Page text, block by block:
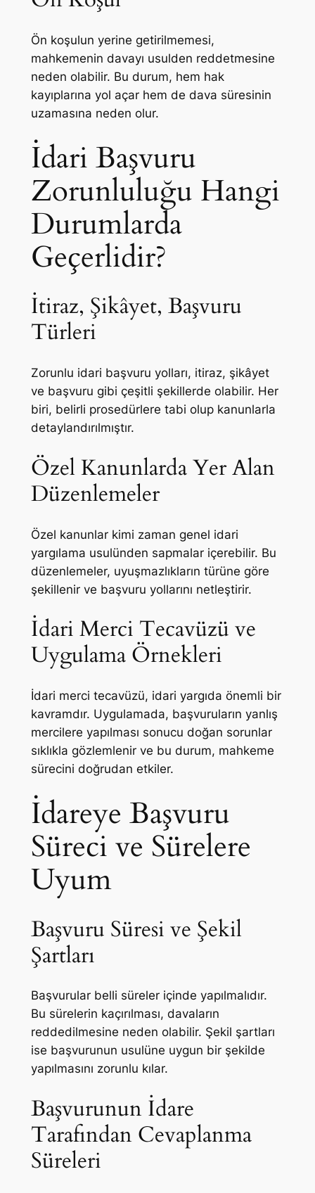
Ön koşulun yerine getirilmemesi,
mahkemenin davayı usulden reddetmesine
neden olabilir. Bu durum, hem hak
kayıplarına yol açar hem de dava süresinin
uzamasına neden olur.
İdari Başvuru
Zorunluluğu Hangi
Durumlarda
Geçerlidir?
İtiraz, Şikâyet, Başvuru
Türleri
Zorunlu idari başvuru yolları, itiraz, şikâyet
ve başvuru gibi çeşitli şekillerde olabilir. Her
biri, belirli prosedürlere tabi olup kanunlarla
detaylandırılmıştır.
Özel Kanunlarda Yer Alan
Düzenlemeler
Özel kanunlar kimi zaman genel idari
yargılama usulünden sapmalar içerebilir. Bu
düzenlemeler, uyuşmazlıkların türüne göre
şekillenir ve başvuru yollarını netleştirir.
İdari Merci Tecavüzü ve
Uygulama Örnekleri
İdari merci tecavüzü, idari yargıda önemli bir
kavramdır. Uygulamada, başvuruların yanlış
mercilere yapılması sonucu doğan sorunlar
sıklıkla gözlemlenir ve bu durum, mahkeme
sürecini doğrudan etkiler.
İdareye Başvuru
Süreci ve Sürelere
Uyum
Başvuru Süresi ve Şekil
Şartları
Başvurular belli süreler içinde yapılmalıdır.
Bu sürelerin kaçırılması, davaların
reddedilmesine neden olabilir. Şekil şartları
ise başvurunun usulüne uygun bir şekilde
yapılmasını zorunlu kılar.
Başvurunun İdare
Tarafından Cevaplanma
Süreleri